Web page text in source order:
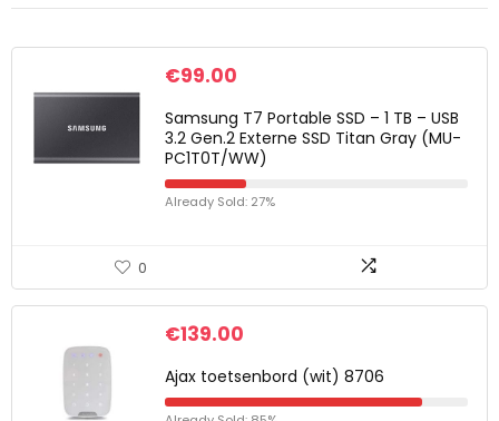
€99.00
Samsung T7 Portable SSD – 1 TB – USB
3.2 Gen.2 Externe SSD Titan Gray (MU-
PC1T0T/WW)
Already Sold: 27%
0
€139.00
Ajax toetsenbord (wit) 8706